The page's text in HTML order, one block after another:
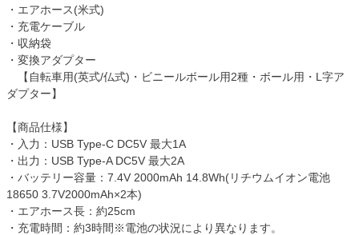
・エアホース(米式)
・充電ケーブル
・収納袋
・変換アダプター
【自転車用(英式/仏式)・ビニールボール用2種・ボール用・L字ア
ダプター】
【商品仕様】
・入力：USB Type-C DC5V 最大1A
・出力：USB Type-A DC5V 最大2A
・バッテリー容量：7.4V 2000mAh 14.8Wh(リチウムイオン電池
18650 3.7V2000mAh×2本)
・エアホース長：約25cm
・充電時間：約3時間※電池の状況により異なります。